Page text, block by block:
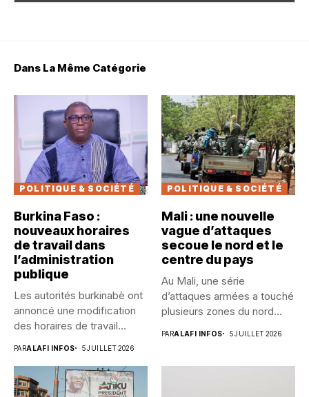
Dans La Même Catégorie
POLITIQUE & SOCIÉTÉ
Burkina Faso :
nouveaux horaires
de travail dans
l’administration
publique
Les autorités burkinabè ont
annoncé une modification
des horaires de travail
PARALAFI INFOS 5 JUILLET 2026
POLITIQUE & SOCIÉTÉ
Mali : une nouvelle
vague d’attaques
secoue le nord et le
centre du pays
Au Mali, une série
d’attaques armées a touché
plusieurs zones du nord...
PARALAFI INFOS 5 JUILLET 2026